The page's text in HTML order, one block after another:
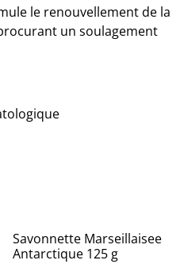
le renouvellement de la
un soulagement
Savonnette Marseillaisee
Antarctique 125 g